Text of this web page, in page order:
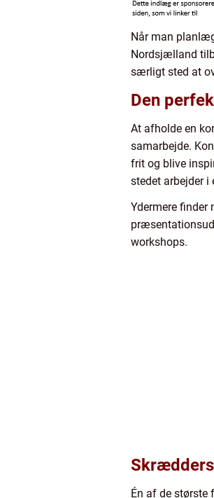
Når man
Nordsjælland
særligt sted at
Den
At afholde en
samarbejde.
frit og blive
stedet arbejder
Ydermere finder
workshops.
Én af de største